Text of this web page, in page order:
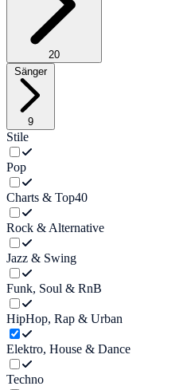
20
Sänger
9
Stile
Pop
Charts & Top40
Rock & Alternative
Jazz & Swing
Funk, Soul & RnB
HipHop, Rap & Urban
Elektro, House & Dance
Techno